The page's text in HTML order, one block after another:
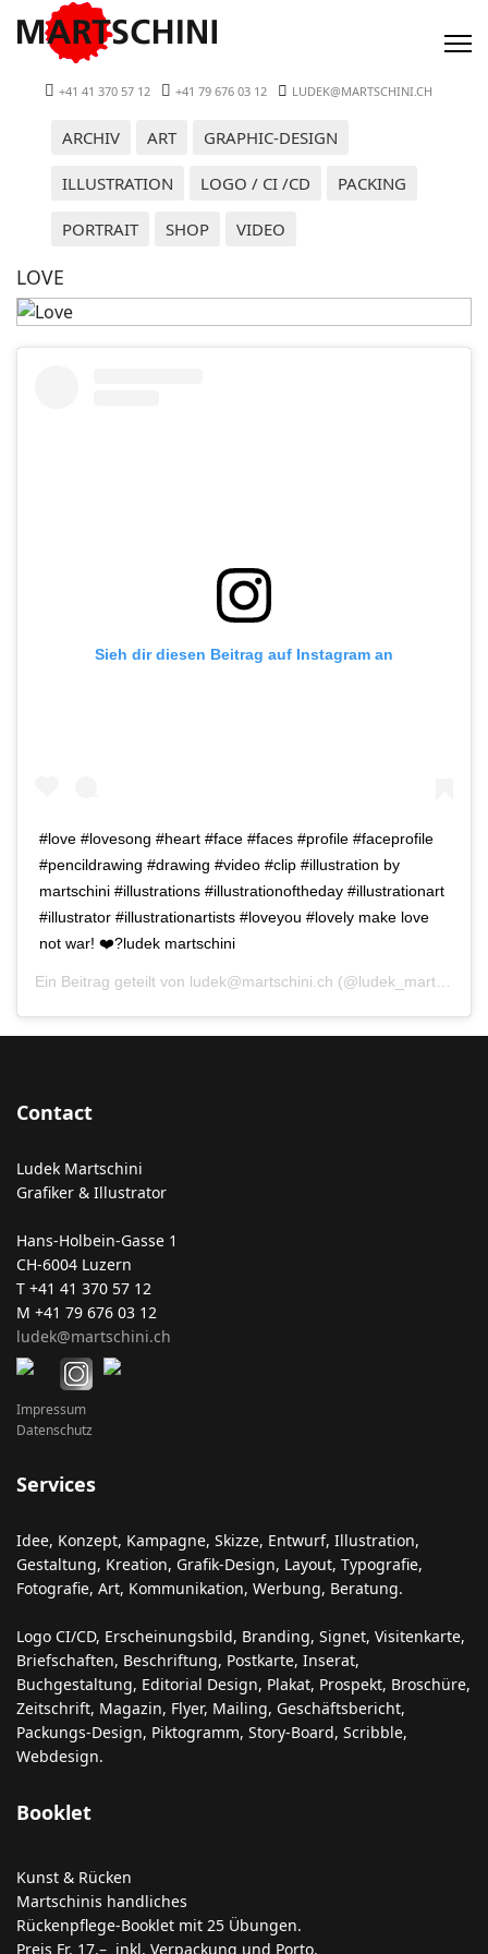
+41 41 370 57 12 +41 79 676 03 12 LUDEK@MARTSCHINI.CH
ARCHIV ART GRAPHIC-DESIGN
ILLUSTRATION LOGO / CI /CD PACKING
PORTRAIT SHOP VIDEO
LOVE
Sieh dir diesen Beitrag auf Instagram an
#love #lovesong #heart #face #faces #profile #faceprofile
#pencildrawing #drawing #video #clip #illustration by
martschini #illustrations #illustrationoftheday #illustrationart
#illustrator #illustrationartists #loveyou #lovely make love
not war! ❤️?ludek martschini
Ein Beitrag geteilt von ludek@martschini.ch (@ludek_martschini) am
Contact
Ludek Martschini
Grafiker & Illustrator
Hans-Holbein-Gasse 1
CH-6004 Luzern
T +41 41 370 57 12
M +41 79 676 03 12
ludek@martschini.ch
Impressum
Datenschutz
Services
Idee, Konzept, Kampagne, Skizze, Entwurf, Illustration,
Gestaltung, Kreation, Grafik-Design, Layout, Typografie,
Fotografie, Art, Kommunikation, Werbung, Beratung.
Logo CI/CD, Erscheinungsbild, Branding, Signet, Visitenkarte,
Briefschaften, Beschriftung, Postkarte, Inserat,
Buchgestaltung, Editorial Design, Plakat, Prospekt, Broschüre,
Zeitschrift, Magazin, Flyer, Mailing, Geschäftsbericht,
Packungs-Design, Piktogramm, Story-Board, Scribble,
Webdesign.
Booklet
Kunst & Rücken
Martschinis handliches
Rückenpflege-Booklet mit 25 Übungen.
Preis Fr. 17.– inkl. Verpackung und Porto.